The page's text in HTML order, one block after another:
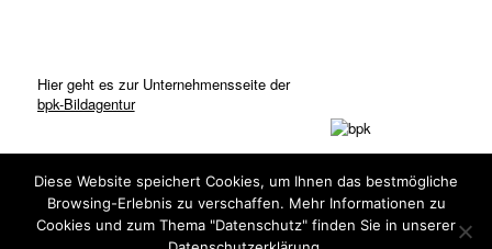
Hier geht es zur Unternehmensseite der
bpk-Bildagentur
Diese Website speichert Cookies, um Ihnen das bestmögliche
Browsing-Erlebnis zu verschaffen. Mehr Informationen zu
Cookies und zum Thema "Datenschutz" finden Sie in unserer